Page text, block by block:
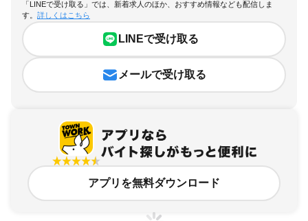
「LINEで受け取る」では、新着求人のほか、おすすめ情報なども配信しま
す。 詳しくはこちら
LINEで受け取る
メールで受け取る
アプリを無料ダウンロード